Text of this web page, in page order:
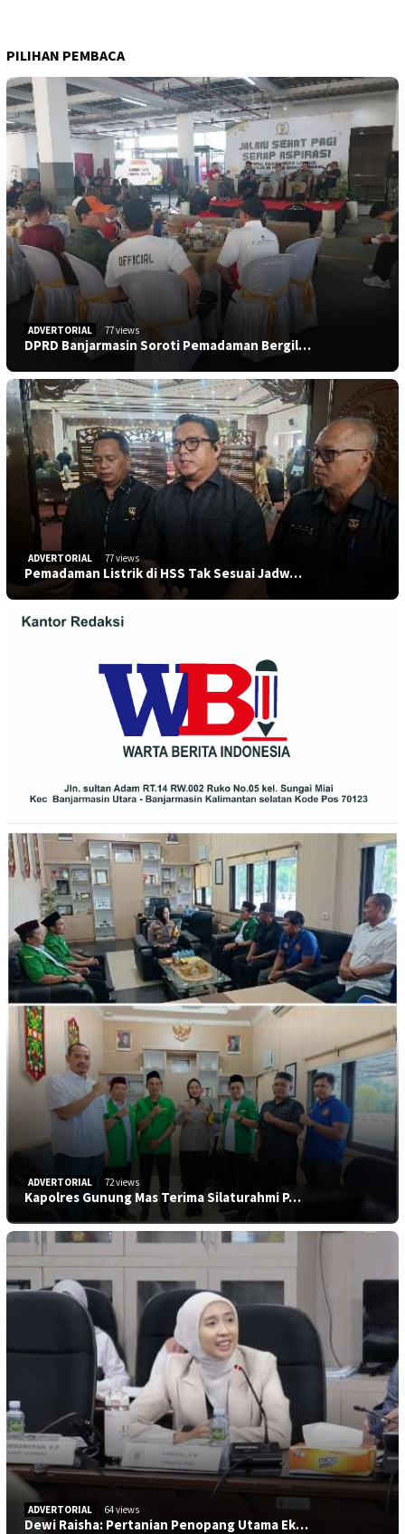
PILIHAN PEMBACA
ADVERTORIAL 77 views
DPRD Banjarmasin Soroti Pemadaman Bergil…
ADVERTORIAL 77 views
Pemadaman Listrik di HSS Tak Sesuai Jadw…
ADVERTORIAL 72 views
Kapolres Gunung Mas Terima Silaturahmi P…
ADVERTORIAL 64 views
Dewi Raisha: Pertanian Penopang Utama Ek…